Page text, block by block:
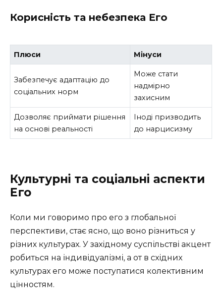
Корисність та небезпека Его
Плюси Мінуси
Забезпечує адаптацію до
соціальних норм
Може стати
надмірно
захисним
Дозволяє приймати рішення
на основі реальності
Іноді призводить
до нарцисизму
Культурні та соціальні аспекти
Его
Коли ми говоримо про его з глобальної
перспективи, стає ясно, що воно різниться у
різних культурах. У західному суспільстві акцент
робиться на індивідуалізмі, а от в східних
культурах его може поступатися колективним
цінностям.